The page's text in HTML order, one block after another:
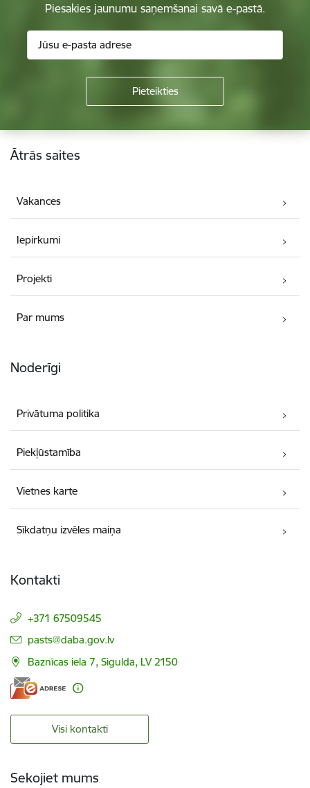
Piesakies jaunumu saņemšanai savā e-pastā.
Kājene
Ātrās saites
Vakances
Iepirkumi
Projekti
Par mums
Noderīgi
Privātuma politika
Piekļūstamība
Vietnes karte
Sīkdatņu izvēles maiņa
Kontakti
+371 67509545
E-pasts:
pasts@daba.gov.lv
Baznīcas iela 7, Sigulda, LV 2150
Visi kontakti
Sekojiet mums